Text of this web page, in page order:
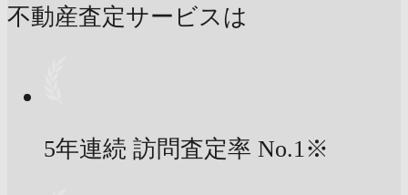
不動産査定サービスは
5年連続 訪問査定率 No.1※